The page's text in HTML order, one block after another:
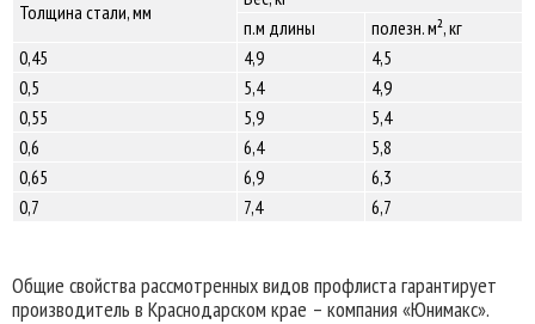
Толщина стали, мм
п.м длины
полезн. м², кг
0,45
4,9
4,5
0,5
5,4
4,9
0,55
5,9
5,4
0,6
6,4
5,8
0,65
6,9
6,3
0,7
7,4 6,7
Общие свойства рассмотренных видов профлиста гарантирует
производитель в Краснодарском крае – компания «Юнимакс».